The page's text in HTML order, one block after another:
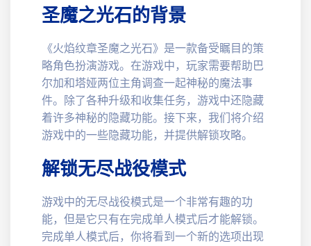
圣魔之光石的背景
《火焰纹章圣魔之光石》是一款备受瞩目的策
略角色扮演游戏。在游戏中，玩家需要帮助巴
尔加和塔娅两位主角调查一起神秘的魔法事
件。除了各种升级和收集任务，游戏中还隐藏
着许多神秘的隐藏功能。接下来，我们将介绍
游戏中的一些隐藏功能，并提供解锁攻略。
解锁无尽战役模式
游戏中的无尽战役模式是一个非常有趣的功
能，但是它只有在完成单人模式后才能解锁。
完成单人模式后，你将看到一个新的选项出现